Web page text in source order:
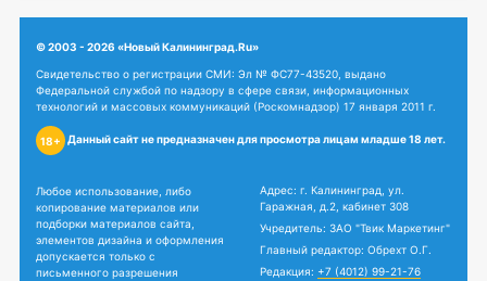
© 2003 - 2026 «Новый Калининград.Ru»
Свидетельство о регистрации СМИ: Эл № ФС77-43520, выдано
Федеральной службой по надзору в сфере связи, информационных
технологий и массовых коммуникаций (Роскомнадзор) 17 января 2011 г.
18+ Данный сайт не предназначен для просмотра лицам младше 18 лет.
Любое использование, либо
копирование материалов или
подборки материалов сайта,
элементов дизайна и оформления
допускается только с
письменного разрешения
Адрес: г. Калининград, ул.
Гаражная, д.2, кабинет 308
Учредитель: ЗАО "Твик Маркетинг"
Главный редактор: Обрехт О.Г.
Редакция: +7 (4012) 99-21-76